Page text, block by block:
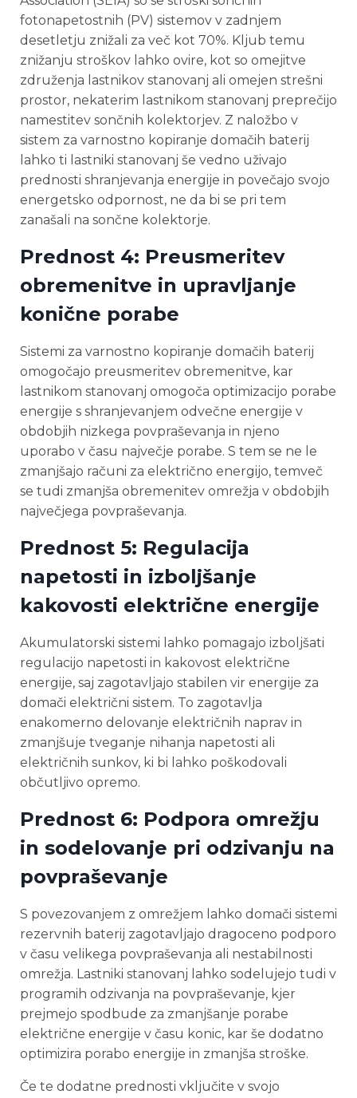
fotonapetostnih (PV) sistemov v zadnjem
desetletju znižali za več kot 70%. Kljub temu
znižanju stroškov lahko ovire, kot so omejitve
združenja lastnikov stanovanj ali omejen strešni
prostor, nekaterim lastnikom stanovanj preprečijo
namestitev sončnih kolektorjev. Z naložbo v
sistem za varnostno kopiranje domačih baterij
lahko ti lastniki stanovanj še vedno uživajo
prednosti shranjevanja energije in povečajo svojo
energetsko odpornost, ne da bi se pri tem
zanašali na sončne kolektorje.
Prednost 4: Preusmeritev
obremenitve in upravljanje
konične porabe
Sistemi za varnostno kopiranje domačih baterij
omogočajo preusmeritev obremenitve, kar
lastnikom stanovanj omogoča optimizacijo porabe
energije s shranjevanjem odvečne energije v
obdobjih nizkega povpraševanja in njeno
uporabo v času največje porabe. S tem se ne le
zmanjšajo računi za električno energijo, temveč
se tudi zmanjša obremenitev omrežja v obdobjih
največjega povpraševanja.
Prednost 5: Regulacija
napetosti in izboljšanje
kakovosti električne energije
Akumulatorski sistemi lahko pomagajo izboljšati
regulacijo napetosti in kakovost električne
energije, saj zagotavljajo stabilen vir energije za
domači električni sistem. To zagotavlja
enakomerno delovanje električnih naprav in
zmanjšuje tveganje nihanja napetosti ali
električnih sunkov, ki bi lahko poškodovali
občutljivo opremo.
Prednost 6: Podpora omrežju
in sodelovanje pri odzivanju na
povpraševanje
S povezovanjem z omrežjem lahko domači sistemi
rezervnih baterij zagotavljajo dragoceno podporo
v času velikega povpraševanja ali nestabilnosti
omrežja. Lastniki stanovanj lahko sodelujejo tudi v
programih odzivanja na povpraševanje, kjer
prejmejo spodbude za zmanjšanje porabe
električne energije v času konic, kar še dodatno
optimizira porabo energije in zmanjša stroške.
Če te dodatne prednosti vključite v svojo